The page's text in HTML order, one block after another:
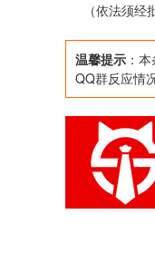
（依法须
温馨提示 ：
QQ群反应情